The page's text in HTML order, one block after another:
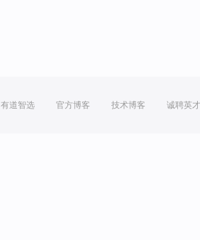
有道智选 官方博客 技术博客 诚聘英才